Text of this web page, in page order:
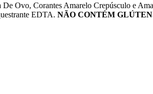
Ovo, Corantes Amarelo Crepúsculo e
EDTA. NÃO CONTÉM